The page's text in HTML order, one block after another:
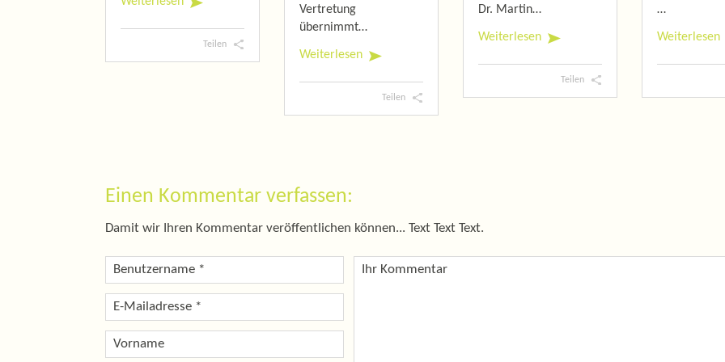
Teilen
Vertretung
übernimmt…
Weiterlesen
Teilen
Dr. Martin…
Weiterlesen
Teilen
…
Weiterlesen
Einen Kommentar verfassen:
Damit wir Ihren Kommentar veröffentlichen können... Text Text Text.
Benutzername *
E-Mailadresse *
Vorname
Ihr Kommentar